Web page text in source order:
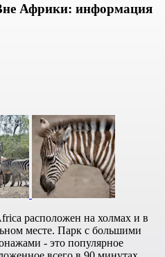
Африки: информация
расположен на холмах и в
месте. Парк с большими
- это популярное